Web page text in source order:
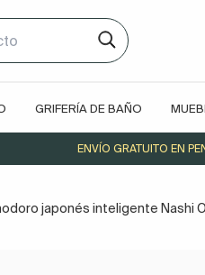
GRIFERÍA DE BAÑO
ENVÍO GRATUITO EN
japonés inteligente Nashi